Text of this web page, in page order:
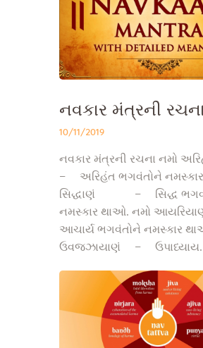
નવકાર મંત્રની
10/11/2019
નવકાર મંત્રની રચના નમો
– અરિહંત ભગવંતોને
સિદ્ધાણં – સિદ્ધ
નમસ્કાર થાઓ. નમો
આચાર્ય ભગવંતોને નમસ્કાર
ઉવજ્ઝાયાણં –